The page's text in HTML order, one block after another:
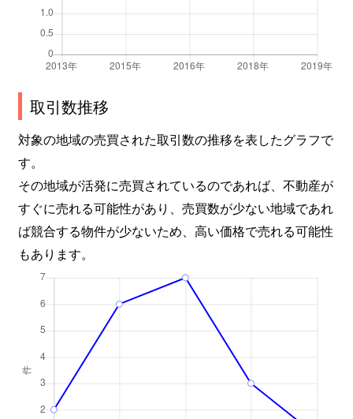
取引数推移
対象の地域の売買された取引数の推移を表したグラフで
す。
その地域が活発に売買されているのであれば、不動産が
すぐに売れる可能性があり、売買数が少ない地域であれ
ば競合する物件が少ないため、高い価格で売れる可能性
もあります。